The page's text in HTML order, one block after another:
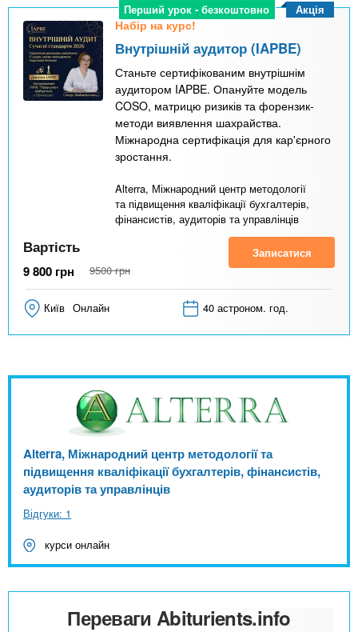
Перший урок - безкоштовно
Набір на курс!
Внутрішній аудитор (IAPBE)
Станьте сертифікованим внутрішнім
аудитором IAPBE. Опануйте модель
COSO, матрицю ризиків та форензик-
методи виявлення шахрайства.
Міжнародна сертифікація для кар'єрного
зростання.
Alterra, Міжнародний центр методології
та підвищення кваліфікації бухгалтерів,
фінансистів, аудиторів та управлінців
Акція
Вартість
9 800 грн 9500 грн
Записатися
Київ Онлайн 40 астроном. год.
Alterra, Міжнародний центр методології та
підвищення кваліфікації бухгалтерів, фінансистів,
аудиторів та управлінців
Відгуки: 1
курси онлайн
Переваги Abiturients.info